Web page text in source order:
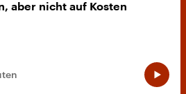
aber nicht auf Kosten